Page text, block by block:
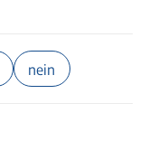
nein